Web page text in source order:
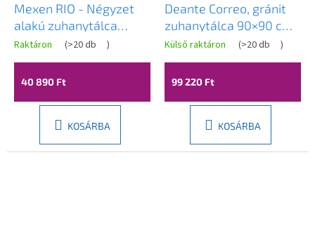
Mexen RIO - Négyzet
alakú zuhanytálca
70x70x14 cm + króm
szifon, fehér, 45107070
A
termék
értékelése
5-
Raktáron (>20 db )
40 890 Ft
KOSÁRBA
Deante Correo, gránit
zuhanytálca 90×90 cm,
bézs, DEA-KQR_541B
Külső raktáron (>20 db )
99 220 Ft
KOSÁRBA